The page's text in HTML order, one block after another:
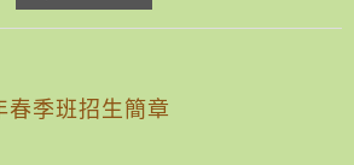
季班招生簡章